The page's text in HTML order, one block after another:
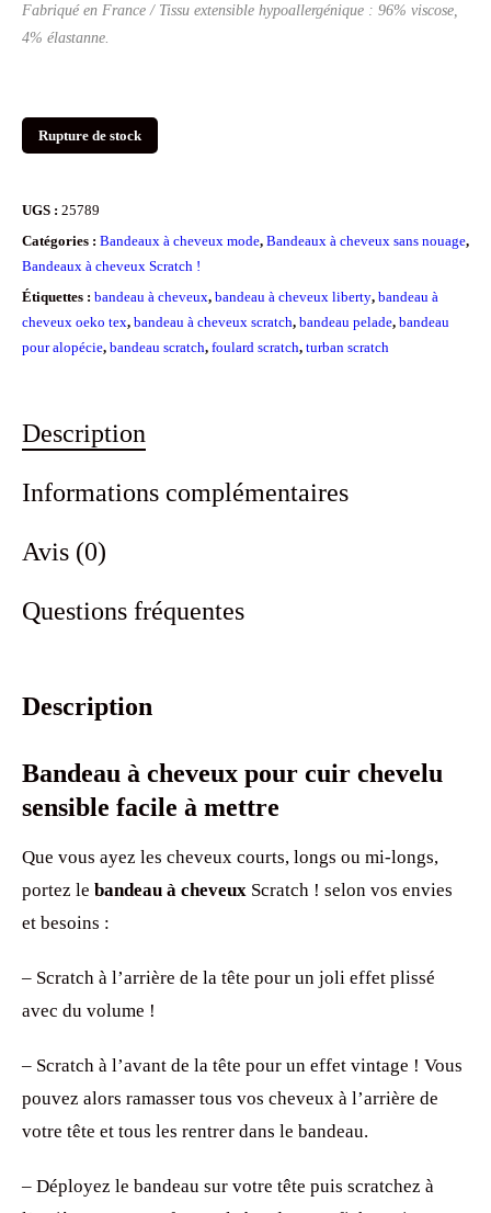
Fabriqué en France / Tissu extensible hypoallergénique : 96% viscose,
4% élastanne.
Rupture de stock
UGS : 25789
Catégories : Bandeaux à cheveux mode, Bandeaux à cheveux sans nouage,
Bandeaux à cheveux Scratch !
Étiquettes : bandeau à cheveux, bandeau à cheveux liberty, bandeau à
cheveux oeko tex, bandeau à cheveux scratch, bandeau pelade, bandeau
pour alopécie, bandeau scratch, foulard scratch, turban scratch
Description
Informations complémentaires
Avis (0)
Questions fréquentes
Description
Bandeau à cheveux pour cuir chevelu
sensible facile à mettre
Que vous ayez les cheveux courts, longs ou mi-longs,
portez le bandeau à cheveux Scratch ! selon vos envies
et besoins :
– Scratch à l’arrière de la tête pour un joli effet plissé
avec du volume !
– Scratch à l’avant de la tête pour un effet vintage ! Vous
pouvez alors ramasser tous vos cheveux à l’arrière de
votre tête et tous les rentrer dans le bandeau.
– Déployez le bandeau sur votre tête puis scratchez à